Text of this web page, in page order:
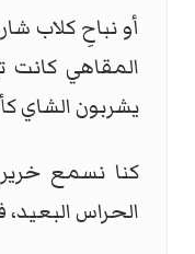
أو نباحِ كلاب
المقاهي كانت
يشربون الشاي
كنا نسمع
الحراس